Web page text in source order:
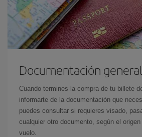
Documentación general
Cuando termines la compra de tu billete
informarte de la documentación que
puedes consultar si requieres visado,
cualquier otro documento, según el
vuelo.